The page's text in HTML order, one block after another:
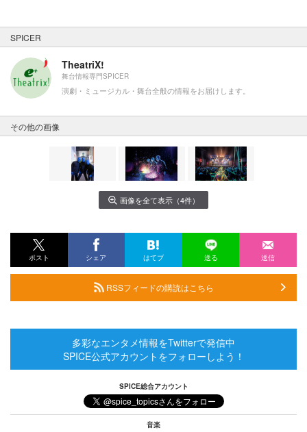
SPICER
TheatriX!
舞台情報専門SPICER
演劇・ミュージカル・舞台全般の情報をお届けします。
その他の画像
画像を全て表示（4件）
ポスト シェア はてブ 送る 送信
RSSフィードの購読はこちら
多彩なエンタメ情報をTwitterで発信中
SPICE公式アカウントをフォローしよう！
SPICE総合アカウント
音楽